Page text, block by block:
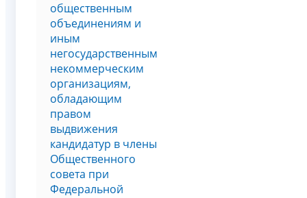
общественным
объединениям и
иным
негосударственным
некоммерческим
организациям,
обладающим
правом
выдвижения
кандидатур в члены
Общественного
совета при
Федеральной